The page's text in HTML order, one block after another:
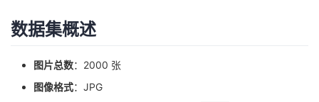
数据集概述
图片总数：2000 张
图像格式：JPG